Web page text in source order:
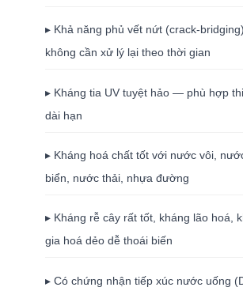
▸ Khả năng phủ vết nứt (crack-
không cần xử lý lại theo thời gian
▸ Kháng tia UV tuyệt hảo — phù hợp
dài hạn
▸ Kháng hoá chất tốt với nước vôi,
biển, nước thải, nhựa đường
▸ Kháng rễ cây rất tốt, kháng lão hoá,
gia hoá dẻo dễ thoái biến
▸ Có chứng nhận tiếp xúc nước uống